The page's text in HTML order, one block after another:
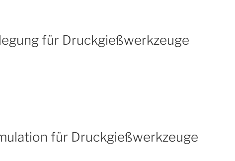
für Druckgießwerkzeuge
für Druckgießwerkzeuge